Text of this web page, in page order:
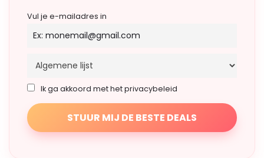
Vul je e-mailadres in
Ik ga akkoord met het privacybeleid